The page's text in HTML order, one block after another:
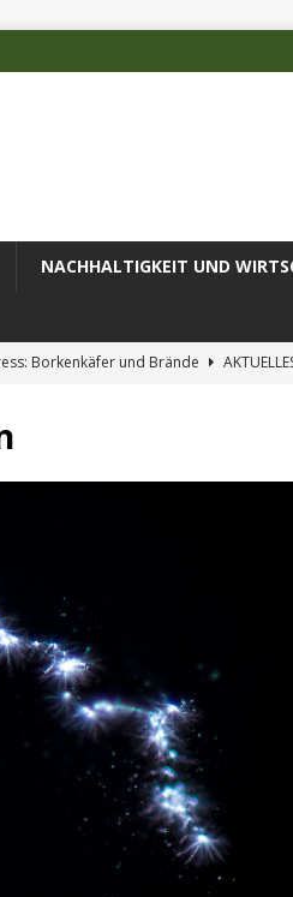
NACHHALTIGKEIT UND
Borkenkäfer und Brände
erfolgreich zur Untersuchung